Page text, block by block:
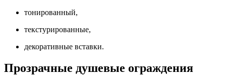
тонированный,
текстурированные,
декоративные вставки.
Прозрачные душевые ограждения